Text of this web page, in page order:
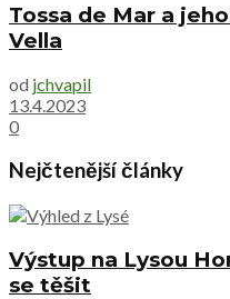
Tossa de Mar a
Vella
od jchvapil
13.4.2023
0
Nejčtenější články
Výstup na Lysou
se těšit